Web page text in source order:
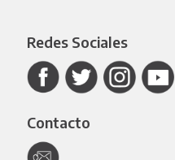
Redes Sociales
Contacto